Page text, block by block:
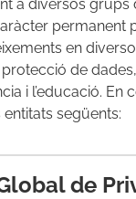
a diversos
permanent
en
de
i l’educació. En
següents:
de